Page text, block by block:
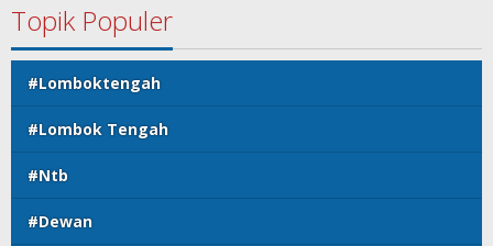
Topik Populer
#Lomboktengah
#Lombok Tengah
#Ntb
#Dewan